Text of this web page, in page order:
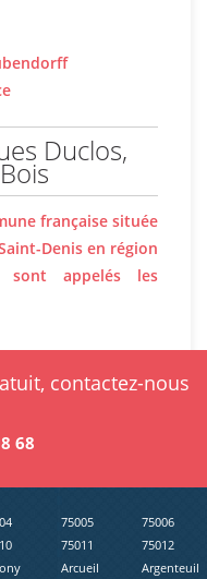
Duclos,
française située
Denis en région
sont appelés les
contactez-nous
68
75005
75006
75011
75012
Arcueil
Argenteuil